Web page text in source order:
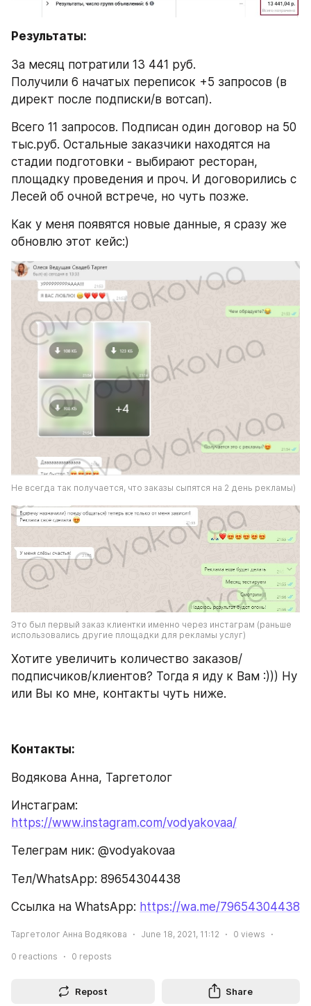
Результаты:
За месяц потратили 13 441 руб.
Получили 6 начатых переписок +5 запросов (в
директ после подписки/в вотсап).
Всего 11 запросов. Подписан один договор на 50
тыс.руб. Остальные заказчики находятся на
стадии подготовки - выбирают ресторан,
площадку проведения и проч. И договорились с
Лесей об очной встрече, но чуть позже.
Как у меня появятся новые данные, я сразу же
обновлю этот кейс:)
Не всегда так получается, что заказы сыпятся на 2 день рекламы)
Это был первый заказ клиентки именно через инстаграм (раньше
использовались другие площадки для рекламы услуг)
Хотите увеличить количество заказов/
подписчиков/клиентов? Тогда я иду к Вам :))) Ну
или Вы ко мне, контакты чуть ниже.
Контакты:
Водякова Анна, Таргетолог
https://www.instagram.com/vodyakovaa/
Телеграм ник: @vodyakovaa
Тел/WhatsApp: 89654304438
Ссылка на WhatsApp: https://wa.me/79654304438
Таргетолог Анна Водякова June 18, 2021, 11:12 0 views
0 reactions 0 reposts
Repost Share